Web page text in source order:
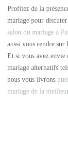
Profitez de la
mariage pour discuter
salon du mariage à
aussi vous rendre
Et si vous avez envie
mariage alternatifs
nous vous livrons
mariage de la